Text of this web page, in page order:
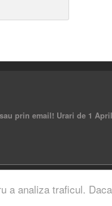
a analiza traficul.
prin email! Urari de 1